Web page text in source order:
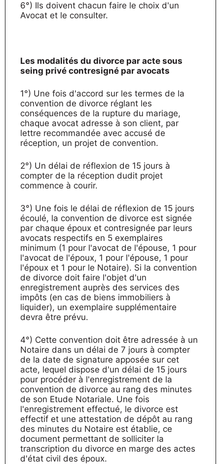
6°) Ils doivent chacun faire le choix d'un
Avocat et le consulter.
Les modalités du divorce par acte sous
seing privé contresigné par avocats
1°) Une fois d'accord sur les termes de la
convention de divorce réglant les
conséquences de la rupture du mariage,
chaque avocat adresse à son client, par
lettre recommandée avec accusé de
réception, un projet de convention.
2°) Un délai de réflexion de 15 jours à
compter de la réception dudit projet
commence à courir.
3°) Une fois le délai de réflexion de 15 jours
écoulé, la convention de divorce est signée
par chaque époux et contresignée par leurs
avocats respectifs en 5 exemplaires
minimum (1 pour l'avocat de l'épouse, 1 pour
l'avocat de l'époux, 1 pour l'épouse, 1 pour
l'époux et 1 pour le Notaire). Si la convention
de divorce doit faire l'objet d'un
enregistrement auprès des services des
impôts (en cas de biens immobiliers à
liquider), un exemplaire supplémentaire
devra être prévu.
4°) Cette convention doit être adressée à un
Notaire dans un délai de 7 jours à compter
de la date de signature apposée sur cet
acte, lequel dispose d'un délai de 15 jours
pour procéder à l'enregistrement de la
convention de divorce au rang des minutes
de son Etude Notariale. Une fois
l'enregistrement effectué, le divorce est
effectif et une attestation de dépôt au rang
des minutes du Notaire est établie, ce
document permettant de solliciter la
transcription du divorce en marge des actes
d'état civil des époux.